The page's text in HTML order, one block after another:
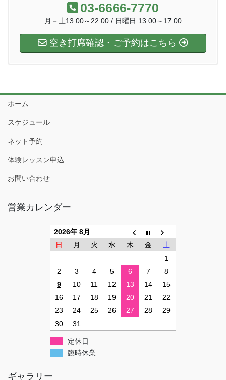
03-6666-7770
月－土13:00～22:00 / 日曜日 13:00～17:00
空き打席確認・ご予約はこちら
ホーム
スケジュール
ネット予約
体験レッスン申込
お問い合わせ
営業カレンダー
2026年 8月
日
月 火 水 木 金
土
1
2
3 4 5 6 7
8
9
10 11 12 13 14
15
16
17 18 19 20 21
22
23
24 25 26 27 28
29
30
31
定休日
臨時休業
ギャラリー